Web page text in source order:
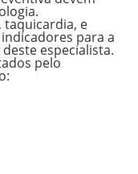
taquicardia, e
para a
especialista.
pelo